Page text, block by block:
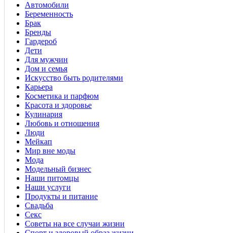
Автомобили
Беременность
Брак
Бренды
Гардероб
Дети
Для мужчин
Дом и семья
Искусство быть родителями
Карьера
Косметика и парфюм
Красота и здоровье
Кулинария
Любовь и отношения
Люди
Мейкап
Мир вне моды
Мода
Модельный бизнес
Наши питомцы
Наши услуги
Продукты и питание
Свадьба
Секс
Советы на все случаи жизни